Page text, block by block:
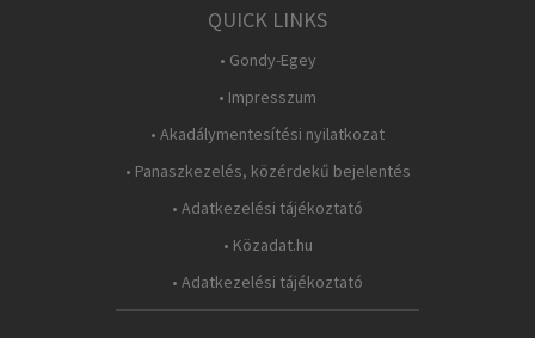
QUICK LINKS
• Gondy-Egey
• Impresszum
• Akadálymentesítési nyilatkozat
• Panaszkezelés, közérdekű bejelentés
• Adatkezelési tájékoztató
• Közadat.hu
• Adatkezelési tájékoztató